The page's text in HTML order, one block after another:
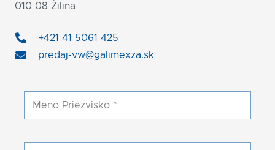
010 08 Žilina
+421 41 5061 425
predaj-vw@galimexza.sk